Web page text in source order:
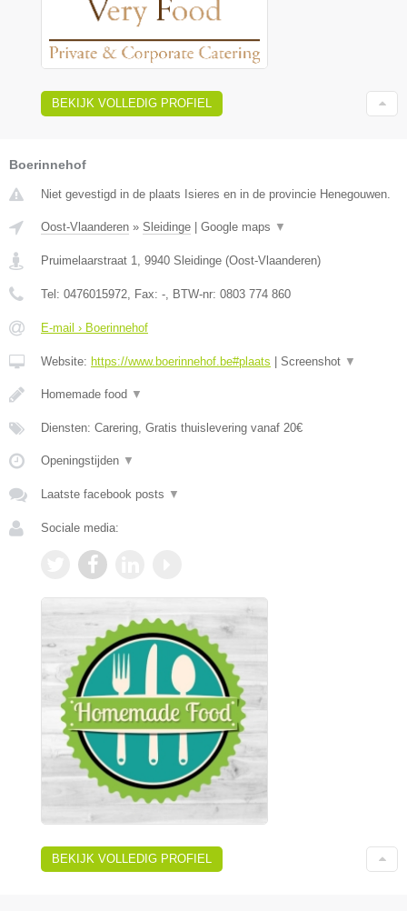
BEKIJK VOLLEDIG PROFIEL
Boerinnehof
Niet gevestigd in de plaats Isieres en in de provincie Henegouwen.
Oost-Vlaanderen » Sleidinge | Google maps ▼
Pruimelaarstraat 1 9940 Sleidinge (Oost-Vlaanderen)
Tel: 0476015972 , Fax: - , BTW-nr: 0803 774 860
E-mail › Boerinnehof
Website: https://www.boerinnehof.be#plaats | Screenshot ▼
Homemade food ▼
Diensten: Carering, Gratis thuislevering vanaf 20€
Openingstijden ▼
Laatste facebook posts ▼
Sociale media:
BEKIJK VOLLEDIG PROFIEL